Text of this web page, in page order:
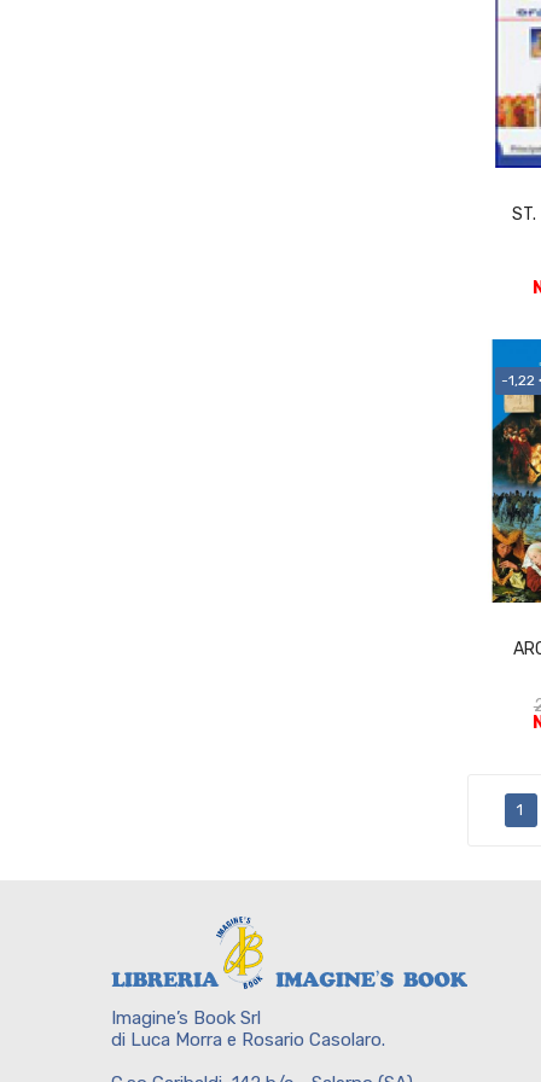
ST.
-1,22
1
Imagine’s Book Srl
di Luca Morra e Rosario Casolaro.